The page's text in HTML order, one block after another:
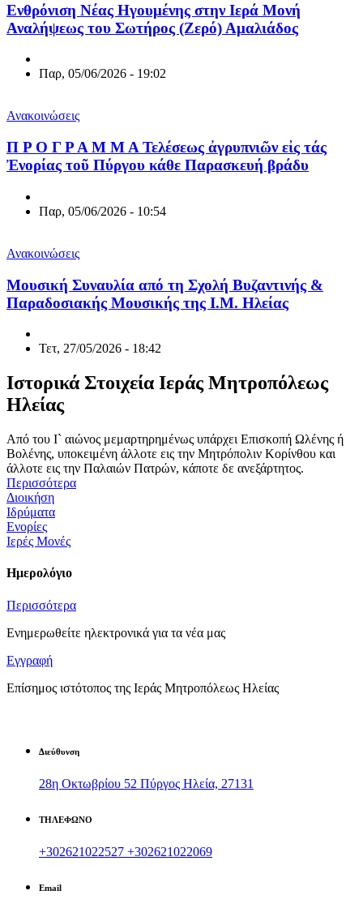
Ενθρόνιση Νέας Ηγουμένης στην Ιερά Μονή
Αναλήψεως του Σωτήρος (Ζερό) Αμαλιάδος
Παρ, 05/06/2026 - 19:02
Ανακοινώσεις
Π Ρ Ο Γ Ρ Α Μ Μ Α Τελέσεως ἀγρυπνιῶν εἰς τάς
Ἐνορίας τοῦ Πύργου κάθε Παρασκευή βράδυ
Παρ, 05/06/2026 - 10:54
Ανακοινώσεις
Μουσική Συναυλία από τη Σχολή Βυζαντινής &
Παραδοσιακής Μουσικής της Ι.Μ. Ηλείας
Τετ, 27/05/2026 - 18:42
Ιστορικά Στοιχεία Ιεράς Μητροπόλεως
Ηλείας
Από του Ι` αιώνος μεμαρτηρημένως υπάρχει Επισκοπή Ωλένης ή
Βολένης, υποκειμένη άλλοτε εις την Μητρόπολιν Κορίνθου και
άλλοτε εις την Παλαιών Πατρών, κάποτε δε ανεξάρτητος.
Περισσότερα
Διοικήση
Ιδρύματα
Ενορίες
Ιερές Μονές
Ημερολόγιο
Περισσότερα
Ενημερωθείτε ηλεκτρονικά για τα νέα μας
Εγγραφή
Επίσημος ιστότοπος της Ιεράς Μητροπόλεως Ηλείας
Διεύθυνση
28η Οκτωβρίου 52 Πύργος Ηλεία, 27131
ΤΗΛΕΦΩΝΟ
+302621022527 +302621022069
Email